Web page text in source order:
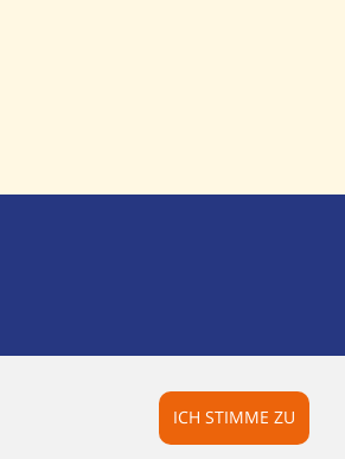
ICH STIMME ZU